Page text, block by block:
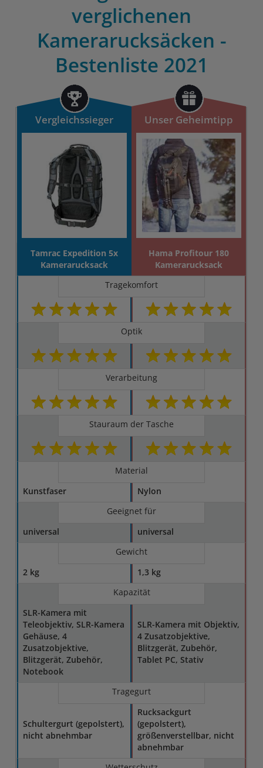
verglichenen
Kamerarucksäcken -
Bestenliste 2021
Vergleichssieger Unser Geheimtipp
Tamrac Expedition 5x
Kamerarucksack
Hama Profitour 180
Kamerarucksack
Tragekomfort
Optik
Verarbeitung
Stauraum der Tasche
Material
Kunstfaser
Nylon
Geeignet für
universal
universal
Gewicht
2 kg
1,3 kg
Kapazität
SLR-Kamera mit
Teleobjektiv, SLR-Kamera
Gehäuse, 4
Zusatzobjektive,
Blitzgerät, Zubehör,
Notebook
SLR-Kamera mit Objektiv,
4 Zusatzobjektive,
Blitzgerät, Zubehör,
Tablet PC, Stativ
Tragegurt
Schultergurt (gepolstert),
nicht abnehmbar
Rucksackgurt
(gepolstert),
größenverstellbar, nicht
abnehmbar